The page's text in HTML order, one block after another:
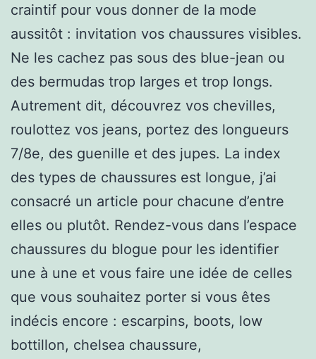
craintif pour vous donner de la mode
aussitôt : invitation vos chaussures visibles.
Ne les cachez pas sous des blue-jean ou
des bermudas trop larges et trop longs.
Autrement dit, découvrez vos chevilles,
roulottez vos jeans, portez des longueurs
7/8e, des guenille et des jupes. La index
des types de chaussures est longue, j’ai
consacré un article pour chacune d’entre
elles ou plutôt. Rendez-vous dans l’espace
chaussures du blogue pour les identifier
une à une et vous faire une idée de celles
que vous souhaitez porter si vous êtes
indécis encore : escarpins, boots, low
bottillon, chelsea chaussure,